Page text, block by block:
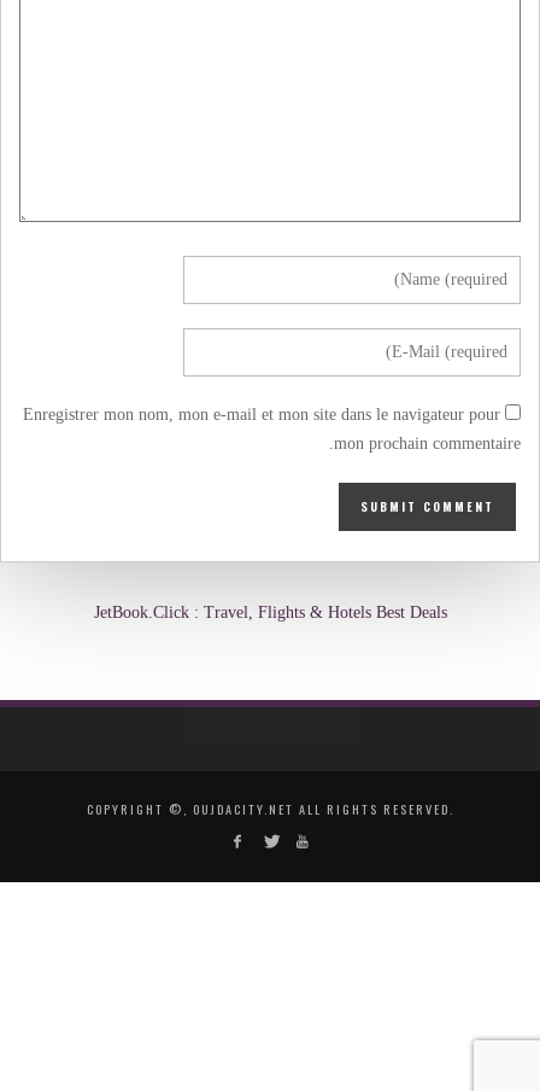
Enregistrer mon nom, mon e-mail et mon site dans le navigateur pour
mon prochain commentaire.
JetBook.Click : Travel, Flights & Hotels Best Deals
COPYRIGHT ©, OUJDACITY.NET ALL RIGHTS RESERVED.